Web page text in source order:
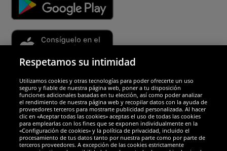
Socios y seguridad
Galardones
Respetamos su intimidad
Utilizamos cookies y otras tecnologías para poder ofrecerte un uso
seguro y fiable de nuestra página web, poner a tu disposición
funciones adicionales basadas en tu elección, así como poder analizar
el rendimiento de nuestra página web y recopilar datos con la ayuda de
proveedores terceros para mostrarte publicidad personalizada. Al hacer
clic en «Aceptar todas las cookies» aceptas el uso de todas las cookies
para emplearlas con los fines que se exponen individualmente en la
«Configuración de cookies» y la política de privacidad, incluido el
procesamiento de tus datos tanto por nuestra parte como por parte de
terceros proveedores. A excepción de las cookies estrictamente